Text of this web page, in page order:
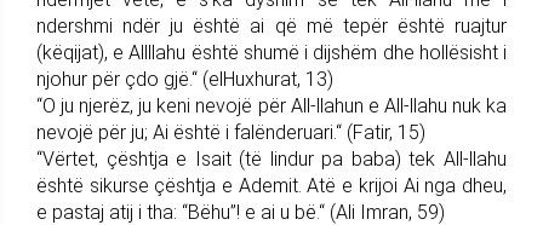
ndershmi ndër ju është ai që më tepër është ruajtur
(këqijat), e Allllahu është shumë i dijshëm dhe hollësisht i
njohur për çdo gjë.“ (elHuxhurat, 13)
“O ju njerëz, ju keni nevojë për All-llahun e All-llahu nuk ka
nevojë për ju; Ai është i falënderuari.“ (Fatir, 15)
“Vërtet, çështja e Isait (të lindur pa baba) tek All-llahu
është sikurse çështja e Ademit. Atë e krijoi Ai nga dheu,
e pastaj atij i tha: “Bëhu”! e ai u bë.“ (Ali Imran, 59)